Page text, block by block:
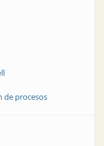
de procesos
| Una visión Ilot para la